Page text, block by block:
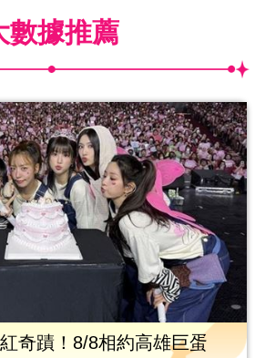
數據推薦
奇蹟！8/8相約高雄巨蛋